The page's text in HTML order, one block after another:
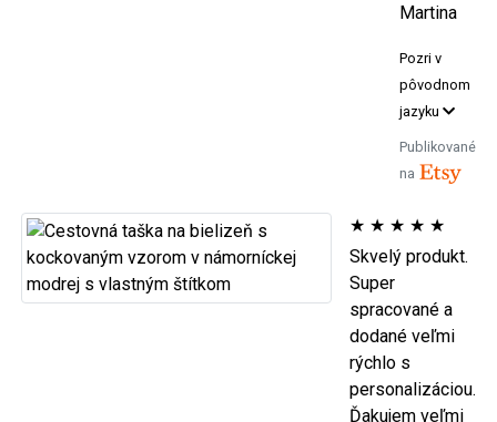
Martina
Pozri v
pôvodnom
jazyku
Publikované
na
★ ★ ★ ★ ★
Skvelý produkt.
Super
spracované a
dodané veľmi
rýchlo s
personalizáciou.
Ďakujem veľmi